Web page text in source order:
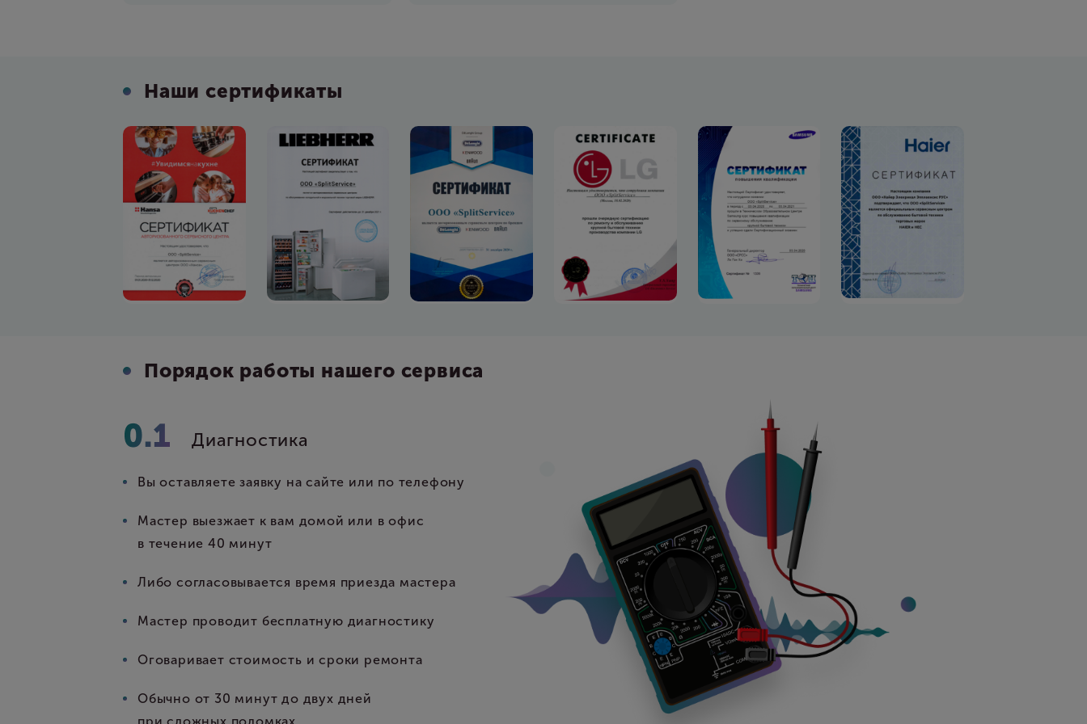
Наши сертификаты
Порядок работы нашего сервиса
Диагностика
Вы оставляете заявку на сайте или по телефону
Мастер выезжает к вам домой или в офис
в течение 40 минут
Либо согласовывается время приезда мастера
Мастер проводит бесплатную диагностику
Оговаривает стоимость и сроки ремонта
Обычно от 30 минут до двух дней